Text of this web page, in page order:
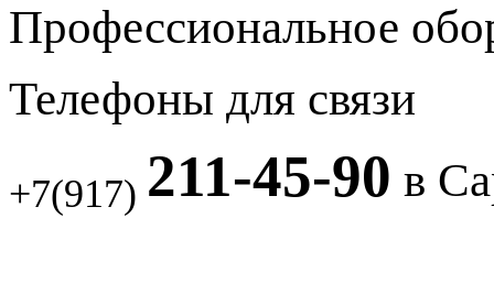
Профессиональное
Телефоны для связи
+7(917) 211-45-90 в